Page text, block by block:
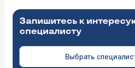
Запишитесь к
специалисту
Выбрать